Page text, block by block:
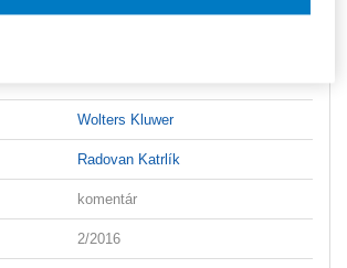
Wolters Kluwer
Radovan Katrlík
komentár
2/2016